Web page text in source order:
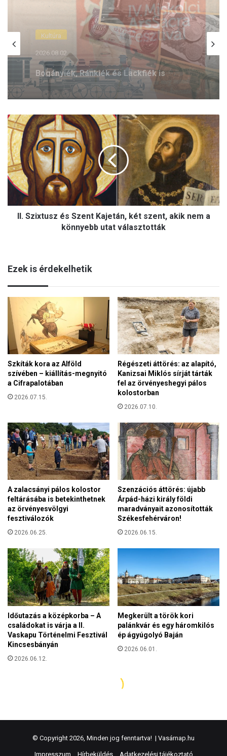
© Copyright 2026, Minden jog fenntartva! | Vasárnap.hu
Impresszum Hírbeküldés Adatkezelési tájékoztató